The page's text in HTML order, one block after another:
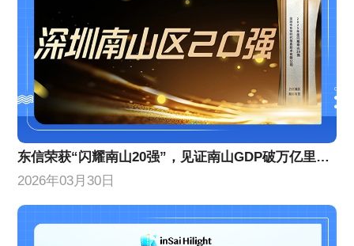
东信荣获“闪耀南山20强”，见证南山GDP破万亿里程碑！
2026年03月30日